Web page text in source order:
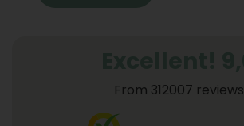
From 312007 reviews